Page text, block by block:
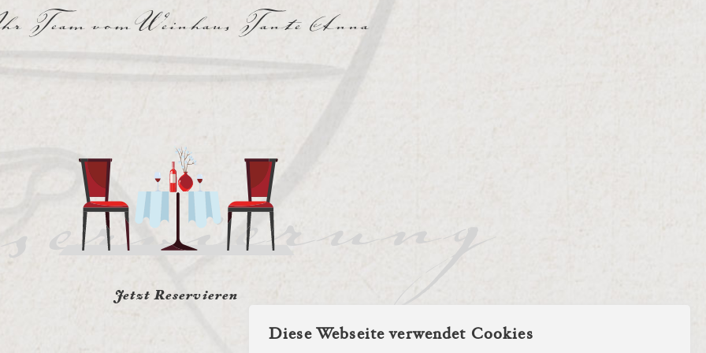
Diese Webseite verwendet Cookies
Team vom Weinhaus Tante Anna
Jetzt Reservieren